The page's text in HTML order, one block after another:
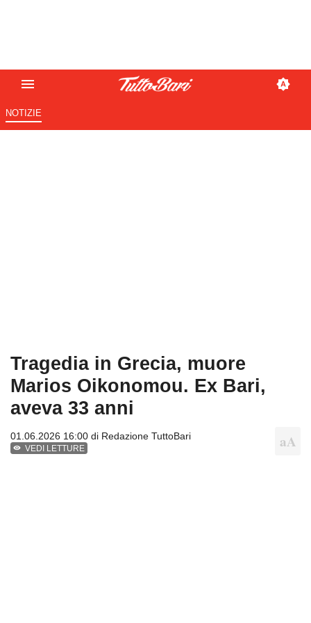
NOTIZIE
Tragedia in Grecia, muore
Marios Oikonomou. Ex Bari,
aveva 33 anni
01.06.2026 16:00 di Redazione TuttoBari
VEDI LETTURE